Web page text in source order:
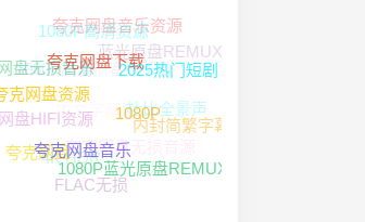
网盘无损音乐
夸克网盘资源
夸克网盘下载
夸克网盘音乐资源
1080P高清资源
1080P高清
盘HIFI资源
夸克网盘夸克网盘音乐
1080P
2025热门短剧
蓝光原盘REMUX
无损音乐下载
中文字幕
4K HDR
FLAC无损
1080P蓝光原盘REMUX
内封简繁字幕
杜比全景声
夸克网盘无损音源